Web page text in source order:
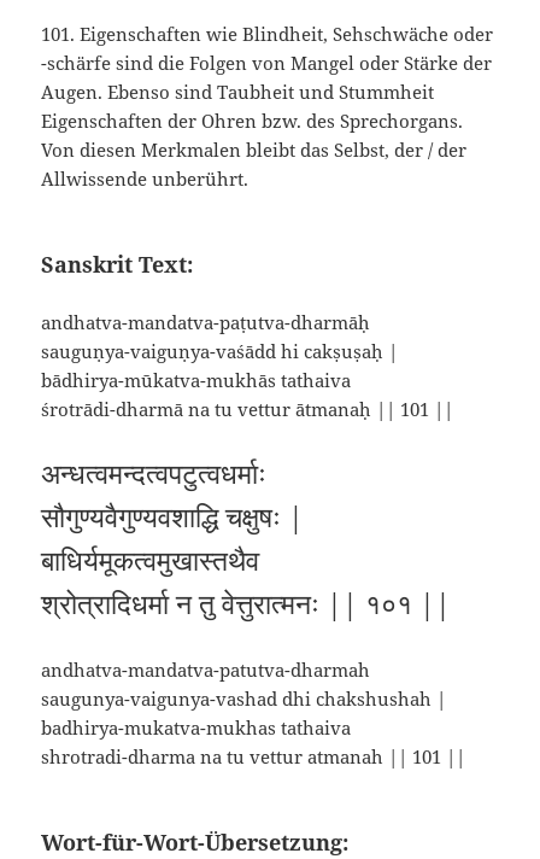
101. Eigenschaften wie Blindheit, Sehschwäche oder
-schärfe sind die Folgen von Mangel oder Stärke der
Augen. Ebenso sind Taubheit und Stummheit
Eigenschaften der Ohren bzw. des Sprechorgans.
Von diesen Merkmalen bleibt das Selbst, der / der
Allwissende unberührt.
Sanskrit Text:
andhatva-mandatva-paṭutva-dharmāḥ
sauguṇya-vaiguṇya-vaśādd hi cakṣuṣaḥ |
bādhirya-mūkatva-mukhās tathaiva
śrotrādi-dharmā na tu vettur ātmanaḥ || 101 ||
अन्धत्वमन्दत्वपटुत्वधर्माः
सौगुण्यवैगुण्यवशाद्धि चक्षुषः |
बाधिर्यमूकत्वमुखास्तथैव
श्रोत्रादिधर्मा न तु वेत्तुरात्मनः || १०१ ||
andhatva-mandatva-patutva-dharmah
saugunya-vaigunya-vashad dhi chakshushah |
badhirya-mukatva-mukhas tathaiva
shrotradi-dharma na tu vettur atmanah || 101 ||
Wort-für-Wort-Übersetzung: